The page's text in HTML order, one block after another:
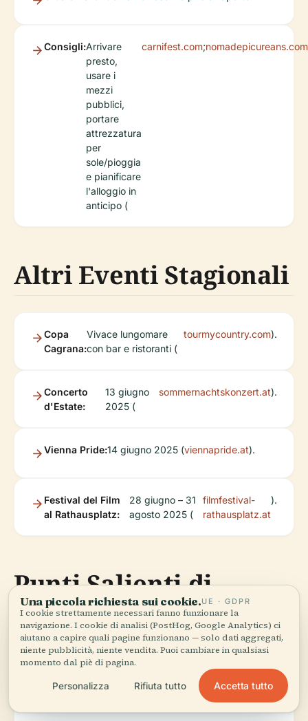
Consigli:Arrivare
presto,
usare i
mezzi
pubblici,
portare
attrezzatura
per
sole/pioggia
e pianificare
l'alloggio in
anticipo (
carnifest.com;nomadepicureans.com
Altri Eventi Stagionali
Copa
Cagrana:
Vivace lungomare
con bar e ristoranti (
tourmycountry.com).
Concerto
d'Estate:
13 giugno
2025 (
sommernachtskonzert.at).
Vienna Pride:14 giugno 2025 (viennapride.at).
Festival del Film
al Rathausplatz:
28 giugno – 31
agosto 2025 (
filmfestival-
rathausplatz.at
).
Punti Salienti di
Vienna nelle
Vicinanze
Shopping e ristoranti.
Una piccola richiesta sui cookie.UE · GDPR
I cookie strettamente necessari fanno funzionare la
navigazione. I cookie di analisi (PostHog, Google Analytics) ci
aiutano a capire quali pagine funzionano — solo dati aggregati,
niente pubblicità, niente vendita. Puoi cambiare in qualsiasi
momento dal piè di pagina.
Personalizza Rifiuta tutto Accetta tutto